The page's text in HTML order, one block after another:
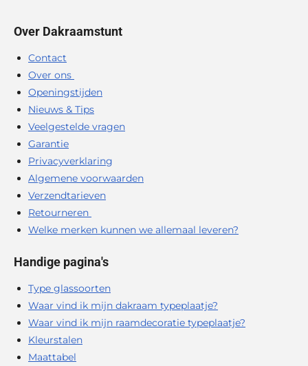
Over Dakraamstunt
Contact
Over ons
Openingstijden
Nieuws & Tips
Veelgestelde vragen
Garantie
Privacyverklaring
Algemene voorwaarden
Verzendtarieven
Retourneren
Welke merken kunnen we allemaal leveren?
Handige pagina's
Type glassoorten
Waar vind ik mijn dakraam typeplaatje?
Waar vind ik mijn raamdecoratie typeplaatje?
Kleurstalen
Maattabel